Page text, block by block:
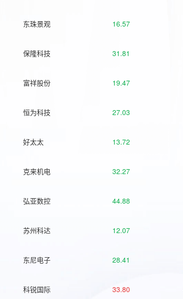
东珠景观 16.57
保隆科技 31.81
富祥股份 19.47
恒为科技 27.03
好太太 13.72
克来机电 32.27
弘亚数控 44.88
苏州科达 12.07
东尼电子 28.41
科锐国际 33.80